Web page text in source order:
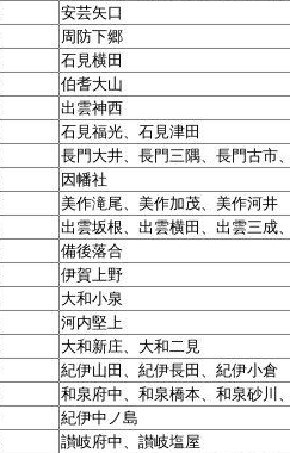
安芸矢口
周防下郷
石見横田
伯耆大山
出雲神西
石見福光、石見津田
長門大井、長門三隅、長門古市
因幡社
美作滝尾、美作加茂、美作河井
出雲坂根、出雲横田、出雲三成
備後落合
伊賀上野
大和小泉
河内堅上
大和新庄、大和二見
紀伊山田、紀伊長田、紀伊小倉
和泉府中、和泉橋本、和泉砂川
紀伊中ノ島
讃岐府中、讃岐塩屋